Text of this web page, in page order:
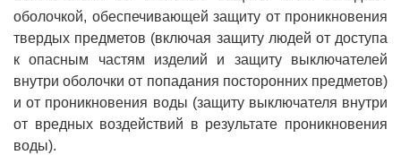
оболочкой, обеспечивающей защиту от проникновения
твердых предметов (включая защиту людей от доступа
к опасным частям изделий и защиту выключателей
внутри оболочки от попадания посторонних предметов)
и от проникновения воды (защиту выключателя внутри
от вредных воздействий в результате проникновения
воды).